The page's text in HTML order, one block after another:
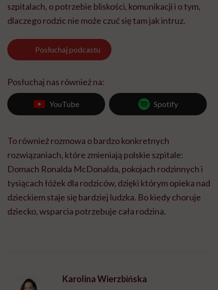
szpitalach, o potrzebie bliskości, komunikacji i o tym,
dlaczego rodzic nie może czuć się tam jak intruz.
Posłuchaj podcastu
Posłuchaj nas również na:
YouTube Spotify
To również rozmowa o bardzo konkretnych
rozwiązaniach, które zmieniają polskie szpitale:
Domach Ronalda McDonalda, pokojach rodzinnych i
tysiącach łóżek dla rodziców, dzięki którym opieka nad
dzieckiem staje się bardziej ludzka. Bo kiedy choruje
dziecko, wsparcia potrzebuje cała rodzina.
Karolina Wierzbińska